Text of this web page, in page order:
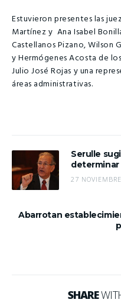
Estuvieron presentes las
Martínez y Ana Isabel
Castellanos Pizano, Wilson
y Hermógenes Acosta de
Julio José Rojas y una
áreas administrativas.
Serulle
determinar
27
Abarrotan
SHARE